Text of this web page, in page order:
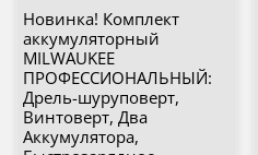
Новинка! Комплект
аккумуляторный
MILWAUKEE
ПРОФЕССИОНАЛЬНЫЙ:
Дрель-шуруповерт,
Винтоверт, Два
Аккумулятора,